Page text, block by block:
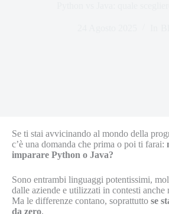
Se ti stai avvicinando al mondo della
c’è una domanda che prima o poi ti farai:
imparare Python o Java?
Sono entrambi linguaggi potentissimi,
dalle aziende e utilizzati in contesti anche
Ma le differenze contano, soprattutto se
da zero.